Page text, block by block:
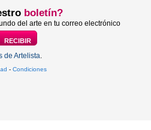
boletín?
del arte en tu correo electrónico
de Artelista.
- Condiciones